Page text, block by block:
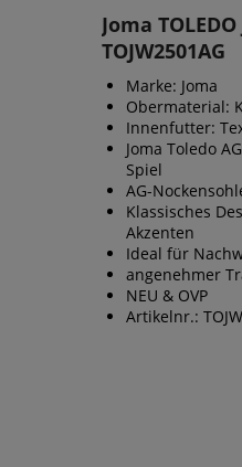
Joma
TOJW2501AG
Marke: Joma
Obermaterial:
Innenfutter:
Joma Toledo
Spiel
AG-
Klassisches
Akzenten
Ideal für
angenehmer
NEU & OVP
Artikelnr.: